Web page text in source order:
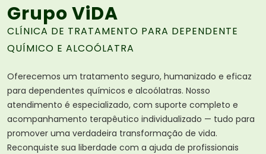
Grupo ViDA
CLÍNICA DE TRATAMENTO PARA DEPENDENTE
QUÍMICO E ALCOÓLATRA
Oferecemos um tratamento seguro, humanizado e eficaz
para dependentes químicos e alcoólatras. Nosso
atendimento é especializado, com suporte completo e
acompanhamento terapêutico individualizado — tudo para
promover uma verdadeira transformação de vida.
Reconquiste sua liberdade com a ajuda de profissionais